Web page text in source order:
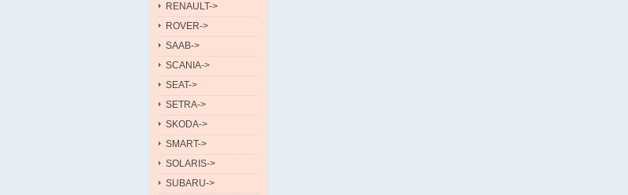
RENAULT->
ROVER->
SAAB->
SCANIA->
SEAT->
SETRA->
SKODA->
SMART->
SOLARIS->
SUBARU->